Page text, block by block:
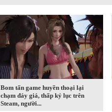
Bom tấn game huyền thoại lại
chạm đáy giá, thấp kỷ lục trên
Steam, người...